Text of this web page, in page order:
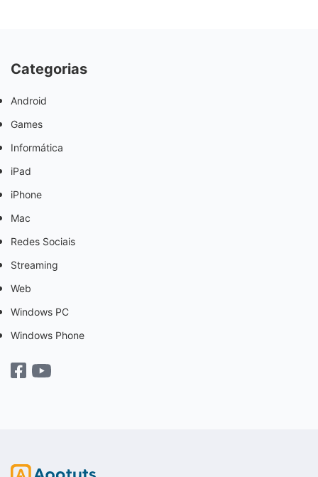
Categorias
Android
Games
Informática
iPad
iPhone
Mac
Redes Sociais
Streaming
Web
Windows PC
Windows Phone